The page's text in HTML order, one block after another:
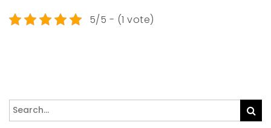
5/5 - (1 vote)
Search
for: